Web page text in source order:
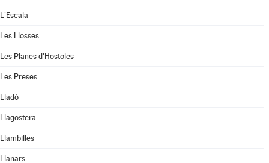
L'Escala
Les Llosses
Les Planes d'Hostoles
Les Preses
Lladó
Llagostera
Llambilles
Llanars